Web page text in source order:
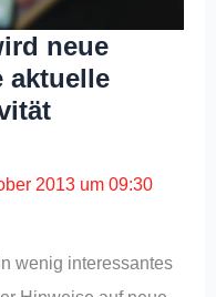
neue
aktuelle
2013 um 09:30
wenig interessantes